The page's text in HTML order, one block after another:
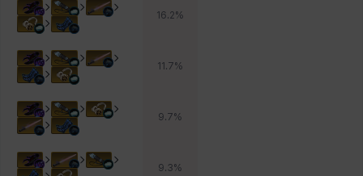
16.2%
11.7%
9.7%
9.3%